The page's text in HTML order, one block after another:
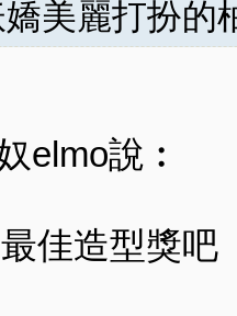
美麗打扮的
elmo說︰
佳造型獎吧